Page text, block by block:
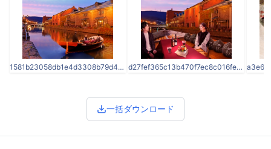
1581b23058db1e4d3308b79d4437d78b-2.jpg d27fef365c13b470f7ec8c016fed4c43-1.jpg
一括ダウンロード